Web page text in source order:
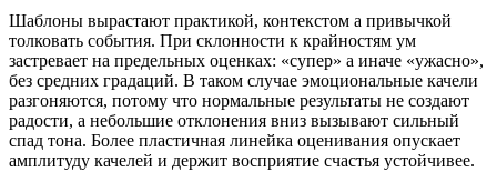
Шаблоны вырастают практикой, контекстом а привычкой
толковать события. При склонности к крайностям ум
застревает на предельных оценках: «супер» а иначе «ужасно»,
без средних градаций. В таком случае эмоциональные качели
разгоняются, потому что нормальные результаты не создают
радости, а небольшие отклонения вниз вызывают сильный
спад тона. Более пластичная линейка оценивания опускает
амплитуду качелей и держит восприятие счастья устойчивее.